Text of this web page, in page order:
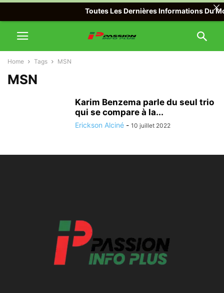
Home Tags MSN
MSN
Karim Benzema parle du seul trio
qui se compare à la...
Erickson Alciné - 10 juillet 2022
Toutes Les Dernières Informations Du